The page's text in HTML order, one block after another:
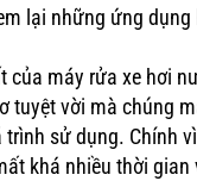
lại những ứng
máy rửa xe hơi
vời mà chúng
sử dụng. Chính
khá nhiều thời